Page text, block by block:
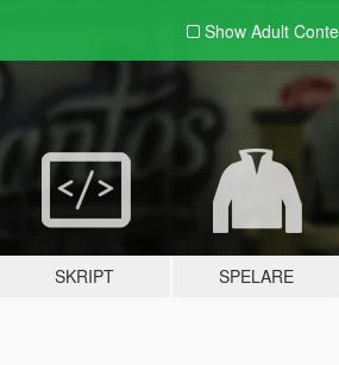
Show Adult
SKRIPT SPELARE